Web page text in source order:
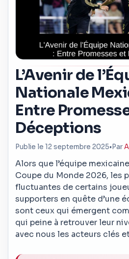
L’Avenir de
Nationale
Entre
Déceptions
Publie le 12 septembre 2025• Par
Alors que l’équipe
Coupe du Monde 2026, les
fluctuantes de certains
supporters en quête d’une
sont ceux qui émergent
qui peine à retrouver leur
avec nous les acteurs clés